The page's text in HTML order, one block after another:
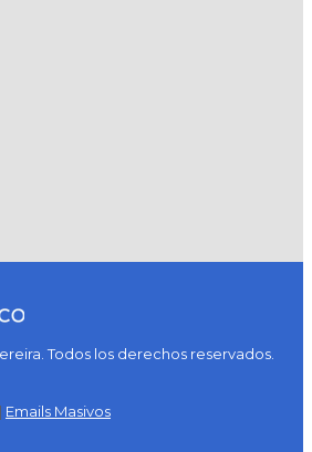
Todos los derechos reservados.
| Emails Masivos